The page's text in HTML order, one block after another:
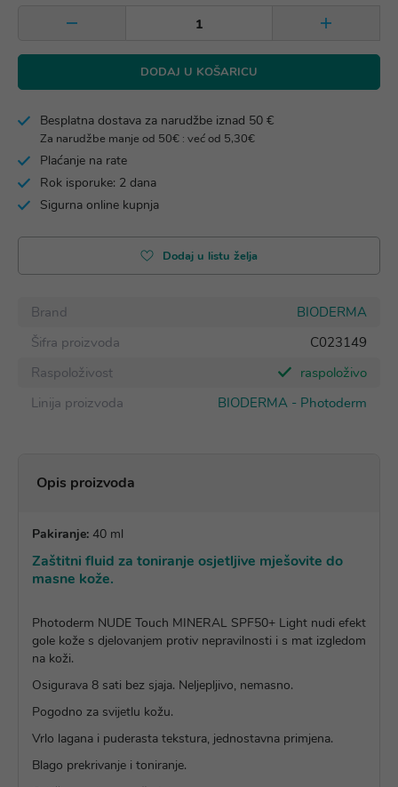
DODAJ U KOŠARICU
Besplatna dostava za narudžbe iznad 50 €
Za narudžbe manje od 50€ : već od 5,30€
Plaćanje na rate
Rok isporuke: 2 dana
Sigurna online kupnja
Dodaj u listu želja
Brand
BIODERMA
Šifra proizvoda
C023149
Raspoloživost
raspoloživo
Linija proizvoda
BIODERMA - Photoderm
Opis proizvoda
Pakiranje: 40 ml
Zaštitni fluid za toniranje osjetljive mješovite do
masne kože.
Photoderm NUDE Touch MINERAL SPF50+ Light nudi efekt
gole kože s djelovanjem protiv nepravilnosti i s mat izgledom
na koži.
Osigurava 8 sati bez sjaja. Neljepljivo, nemasno.
Pogodno za svijetlu kožu.
Vrlo lagana i puderasta tekstura, jednostavna primjena.
Blago prekrivanje i toniranje.